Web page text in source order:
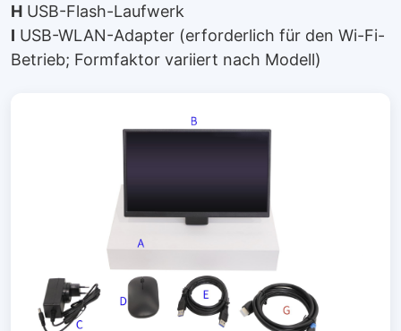
H USB-Flash-Laufwerk
I USB-WLAN-Adapter (erforderlich für den Wi-Fi-
Betrieb; Formfaktor variiert nach Modell)